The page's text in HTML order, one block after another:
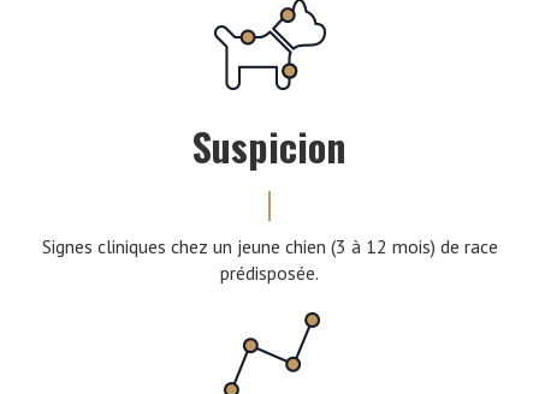
Suspicion
Signes cliniques chez un jeune chien (3 à 12 mois) de race
prédisposée.